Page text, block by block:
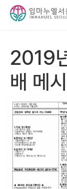
2019
배 메